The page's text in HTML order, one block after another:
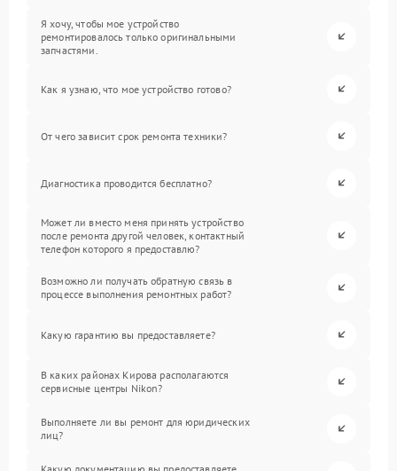
Я хочу, чтобы мое устройство
ремонтировалось только оригинальными
запчастями.
Как я узнаю, что мое устройство готово?
От чего зависит срок ремонта техники?
Диагностика проводится бесплатно?
Может ли вместо меня принять устройство
после ремонта другой человек, контактный
телефон которого я предоставлю?
Возможно ли получать обратную связь в
процессе выполнения ремонтных работ?
Какую гарантию вы предоставляете?
В каких районах Кирова располагаются
сервисные центры Nikon?
Выполняете ли вы ремонт для юридических
лиц?